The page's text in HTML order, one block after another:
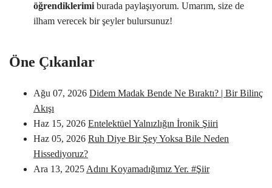
öğrendiklerimiburada paylaşıyorum. Umarım, size de
ilham verecek bir şeyler bulursunuz!
Öne Çıkanlar
Ağu 07, 2026 Didem Madak Bende Ne Bıraktı? | Bir Bilinç
Akışı
Haz 15, 2026 Entelektüel Yalnızlığın İronik Şiiri
Haz 05, 2026 Ruh Diye Bir Şey Yoksa Bile Neden
Hissediyoruz?
Ara 13, 2025 Adını Koyamadığımız Yer. #Şiir